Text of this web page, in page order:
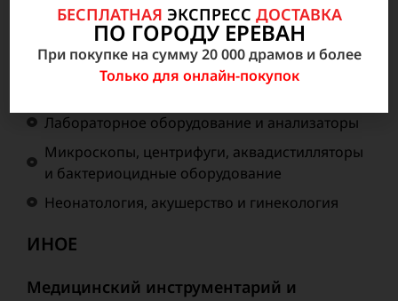
Анестезиология, Реанимация, неотложная
медицинская помощь
Радиология
Лабораторное оборудование и анализаторы
Микроскопы, центрифуги, аквадистилляторы
и бактериоцидные оборудование
Неонатология, акушерство и гинекология
ИНОЕ
Медицинский инструментарий и
БЕСПЛАТНАЯ ЭКСПРЕСС ДОСТАВКА
ПО ГОРОДУ ЕРЕВАН
При покупке на сумму 20 000 драмов и более
Только для онлайн-покупок